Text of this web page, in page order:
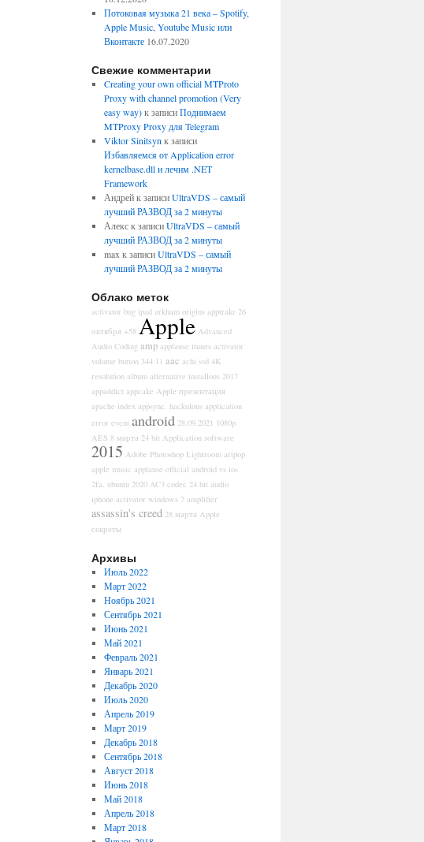
Потоковая музыка 21 века – Spotify,
Apple Music, Youtube Music или
Вконтакте 16.07.2020
Свежие комментарии
Creating your own official MTProto
Proxy with channel promotion (Very
easy way)к записиПоднимаем
MTProxy Proxy для Telegram
Viktor Sinitsyn к записи
Избавляемся от Application error
kernelbase.dll и лечим .NET
Framework
Андрейк записиUltraVDS – самый
лучший РАЗВОД за 2 минуты
Алекск записиUltraVDS – самый
лучший РАЗВОД за 2 минуты
max к записиUltraVDS – самый
лучший РАЗВОД за 2 минуты
Облако меток
activator bug ipad arkham origins apptrakr 26
октября +58 Apple Advanced
Audio Coding amp applause itunes activator
volume button 344.11 aac achi ssd 4K
resolution album alternative installous 2017
appaddict appcake Apple презентация
apache index appsync. hackulous application
error event android 28.09.2021 1080p
AES 8 марта 24 bit Application software
2015 Adobe Photoshop Lightroom artpop
apple music applause official android vs ios
2fa. ubuntu 2020 AC3 codec 24 bit audio
iphone activator windows 7 amplifier
assassin's creed 28 марта Apple
секреты
Архивы
Июль 2022
Март 2022
Ноябрь 2021
Сентябрь 2021
Июнь 2021
Май 2021
Февраль 2021
Январь 2021
Декабрь 2020
Июль 2020
Апрель 2019
Март 2019
Декабрь 2018
Сентябрь 2018
Август 2018
Июнь 2018
Май 2018
Апрель 2018
Март 2018